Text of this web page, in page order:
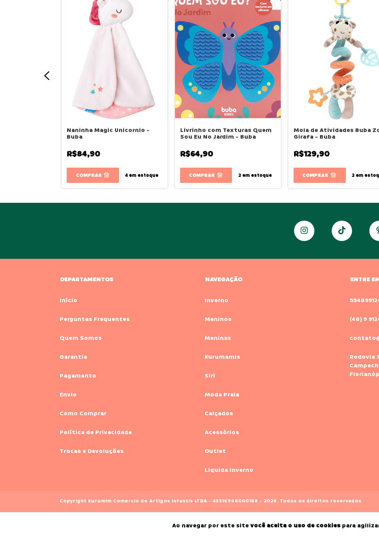
Ao navegar por este sitevocê aceita o uso de cookiespara
Naninha Magic Unicornio -
Buba
R$84,90
4em estoque
Livrinho com Texturas Quem
Sou Eu No Jardim - Buba
R$64,90
2em estoque
Mola de Atividades Buba
Girafa - Buba
R$129,90
2 em
DEPARTAMENTOS
Início
Perguntas Frequentes
Quem Somos
Garantia
Pagamento
Envio
Como Comprar
Política de Privacidade
Trocas e Devoluções
NAVEGAÇÃO
Inverno
Meninos
Meninas
Kurumamis
Siri
Moda Praia
Calçados
Acessórios
Outlet
Liquida Inverno
ENTRE
(48) 9
Rodovia
Copyright Kurumim Comercio de Artigos Infantis LTDA - 43516968000188 - 2026. Todos os direitos reservados.